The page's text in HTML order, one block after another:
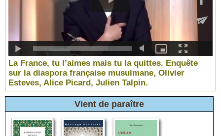
La France, tu l’aimes mais tu la quittes. Enquête
sur la diaspora française musulmane, Olivier
Esteves, Alice Picard, Julien Talpin.
Vient de paraître